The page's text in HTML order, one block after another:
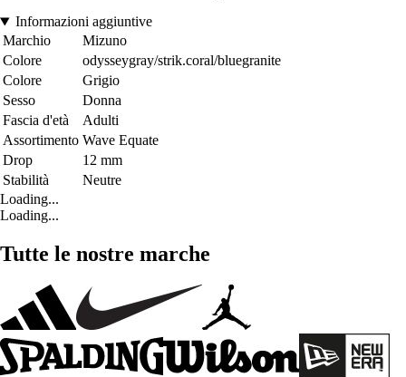
Informazioni aggiuntive
Marchio
Mizuno
Colore
odysseygray/strik.coral/bluegranite
Colore
Grigio
Sesso
Donna
Fascia d'età
Adulti
Assortimento Wave Equate
Drop
12 mm
Stabilità
Neutre
Loading...
Loading...
Tutte le nostre marche